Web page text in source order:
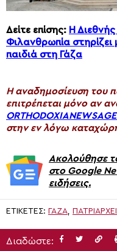
Δείτε επίσης: Η
Φιλανθρωπία στηρίζει
παιδιά στη Γάζα
H αναδημοσίευση του
επιτρέπεται μόνο αν
στην εν λόγω
Ακολούθησε
στο Google
ειδήσεις.
ΕΤΙΚΈΤΕΣ: ΓΆΖΑ
Διαδώστε: